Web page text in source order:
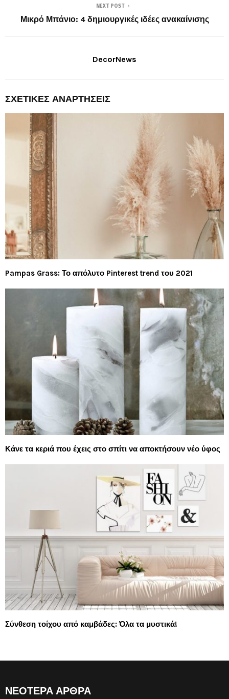
NEXT POST
Μικρό Μπάνιο: 4 δημιουργικές ιδέες ανακαίνισης
DecorNews
ΣΧΕΤΙΚΈΣ ΑΝΑΡΤΉΣΕΙΣ
Pampas Grass: Το απόλυτο Pinterest trend του 2021
Κάνε τα κεριά που έχεις στο σπίτι να αποκτήσουν νέο ύφος
Σύνθεση τοίχου από καμβάδες: Όλα τα μυστικά!
ΝΕΟΤΕΡΑ ΑΡΘΡΑ